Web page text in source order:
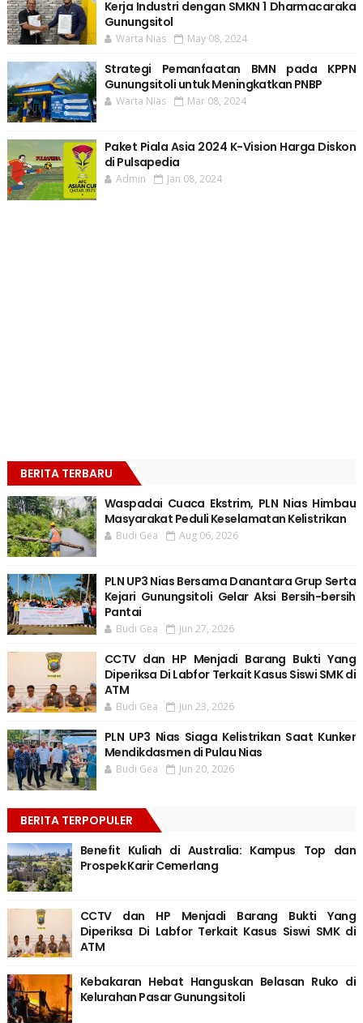
Kerja Industri dengan SMKN 1 Dharmacaraka
Gunungsitol
Warta Nias May 08, 2024
Strategi Pemanfaatan BMN pada KPPN
Gunungsitoli untuk Meningkatkan PNBP
Warta Nias Mar 08, 2024
Paket Piala Asia 2024 K-Vision Harga Diskon
di Pulsapedia
Admin Jan 08, 2024
BERITA TERBARU
Waspadai Cuaca Ekstrim, PLN Nias Himbau
Masyarakat Peduli Keselamatan Kelistrikan
Budi Gea Aug 06, 2026
PLN UP3 Nias Bersama Danantara Grup Serta
Kejari Gunungsitoli Gelar Aksi Bersih-bersih
Pantai
Budi Gea Jun 27, 2026
CCTV dan HP Menjadi Barang Bukti Yang
Diperiksa Di Labfor Terkait Kasus Siswi SMK di
ATM
Budi Gea Jun 23, 2026
PLN UP3 Nias Siaga Kelistrikan Saat Kunker
Mendikdasmen di Pulau Nias
Budi Gea Jun 20, 2026
BERITA TERPOPULER
Benefit Kuliah di Australia: Kampus Top dan
Prospek Karir Cemerlang
CCTV dan HP Menjadi Barang Bukti Yang
Diperiksa Di Labfor Terkait Kasus Siswi SMK di
ATM
Kebakaran Hebat Hanguskan Belasan Ruko di
Kelurahan Pasar Gunungsitoli